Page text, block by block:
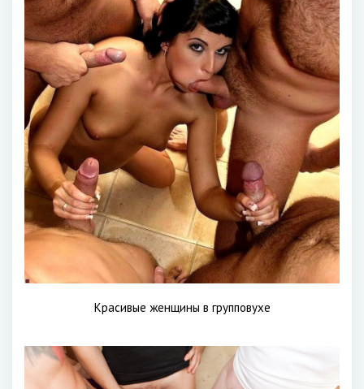
Красивые женщины в групповухе